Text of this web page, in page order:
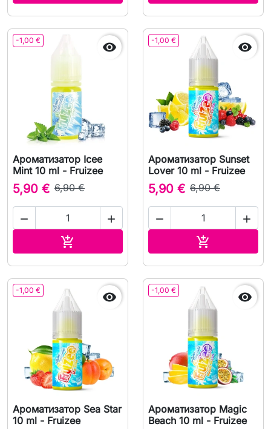
-1,00 € 
Ароматизатор Icee
Mint 10 ml - Fruizee
5,90 € 6,90 €
 

-1,00 € 
Ароматизатор Sunset
Lover 10 ml - Fruizee
5,90 € 6,90 €
 

-1,00 € 
Ароматизатор Sea Star
10 ml - Fruizee
-1,00 € 
Ароматизатор Magic
Beach 10 ml - Fruizee